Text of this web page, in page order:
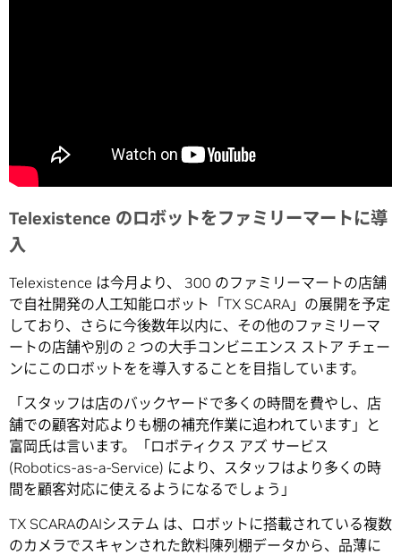
Telexistence のロボットをファミリーマートに導
入
Telexistence は今月より、 300 のファミリーマートの店舗
で自社開発の人工知能ロボット「TX SCARA」の展開を予定
しており、さらに今後数年以内に、その他のファミリーマ
ートの店舗や別の 2 つの大手コンビニエンス ストア チェー
ンにこのロボットをを導入することを目指しています。
「スタッフは店のバックヤードで多くの時間を費やし、店
舗での顧客対応よりも棚の補充作業に追われています」と
富岡氏は言います。「ロボティクス アズ サービス
(Robotics-as-a-Service) により、スタッフはより多くの時
間を顧客対応に使えるようになるでしょう」
TX SCARAのAIシステム は、ロボットに搭載されている複数
のカメラでスキャンされた飲料陳列棚データから、品薄に